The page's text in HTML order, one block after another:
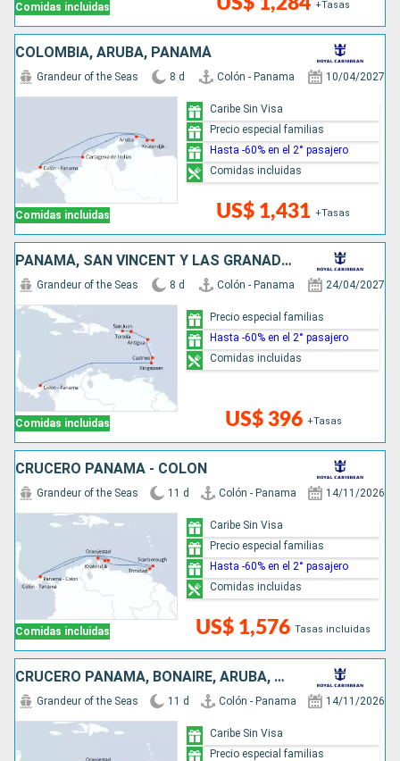
Comidas incluidas +Tasas
COLOMBIA, ARUBA, PANAMÁ
Comidas incluidas
Grandeur of the Seas 8 d Colón - Panama 10/04/2027
US$ 1,431 +Tasas
Caribe Sin Visa
Precio especial familias
Hasta -60% en el 2° pasajero
Comidas incluidas
PANAMÁ, SAN VINCENT Y LAS GRANADINAS, SANTA LUCIA, ANTIGUA Y BARBUDA, PUERTO RICO
Comidas incluidas
Grandeur of the Seas 8 d Colón - Panama 24/04/2027
US$ 396 +Tasas
Precio especial familias
Hasta -60% en el 2° pasajero
Comidas incluidas
CRUCERO PANAMA - COLON
Comidas incluidas
Grandeur of the Seas 11 d Colón - Panama 14/11/2026
US$ 1,576 Tasas incluidas
Caribe Sin Visa
Precio especial familias
Hasta -60% en el 2° pasajero
Comidas incluidas
CRUCERO PANAMA, BONAIRE, ARUBA, CURAÇAO
Grandeur of the Seas 11 d Colón - Panama 14/11/2026
Caribe Sin Visa
Precio especial familias